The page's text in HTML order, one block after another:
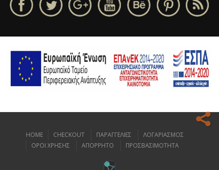
Ο ιστοχώρος μας κάνει χρήση cookies για να σας προσφέρει την
HOME CHECKOUT ΠΑΡΑΓΓΕΛΙΕΣ
ΛΟΓΑΡΙΑΣΜΟΣ
ΟΡΟΙ ΧΡΗΣΗΣ
ΑΠΟΡΡΗΤΟ ΠΡΟΣΒΑΣΙΜΟΤΗΤΑ